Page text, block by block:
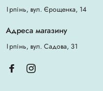
Ірпінь, вул. Єрощенка, 14
Адреса магазину
Ірпінь, вул. Садова, 31